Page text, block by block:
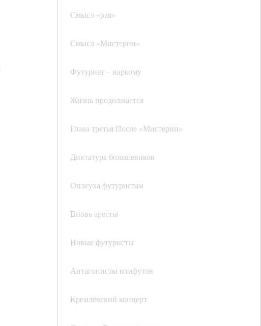
Смысл «рая»
Смысл «Мистерии»
Футуриет – наркому
Жизнь продолжается
Глава третья После «Мистерии»
Диктатура большевиков
Оплеуха футуристам
Вновь аресты
Новые футуристы
Антагонисты комфутов
Кремлёвский концерт